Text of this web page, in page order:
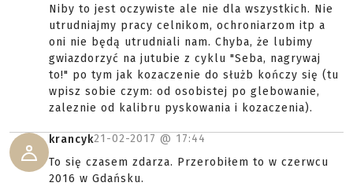
Niby to jest oczywiste ale nie dla wszystkich. Nie
utrudniajmy pracy celnikom, ochroniarzom itp a
oni nie będą utrudniali nam. Chyba, że lubimy
gwiazdorzyć na jutubie z cyklu "Seba, nagrywaj
to!" po tym jak kozaczenie do służb kończy się (tu
wpisz sobie czym: od osobistej po glebowanie,
zaleznie od kalibru pyskowania i kozaczenia).
krancyk21-02-2017 @ 17:44
To się czasem zdarza. Przerobiłem to w czerwcu
2016 w Gdańsku.